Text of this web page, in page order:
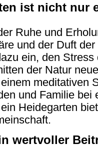
ist nicht nur
Ruhe und
und der Duft
ein, den
der Natur
meditativen
und Familie bei
Heidegarten
wertvoller